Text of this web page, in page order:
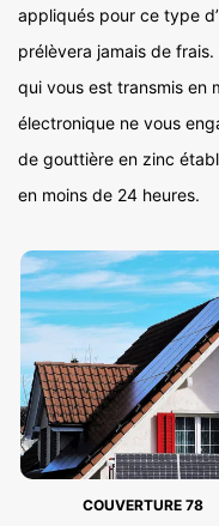
appliqués pour ce type
prélèvera jamais de
qui vous est transmis en
électronique ne vous
de gouttière en zinc
en moins de 24 heures.
COUVERTURE 78